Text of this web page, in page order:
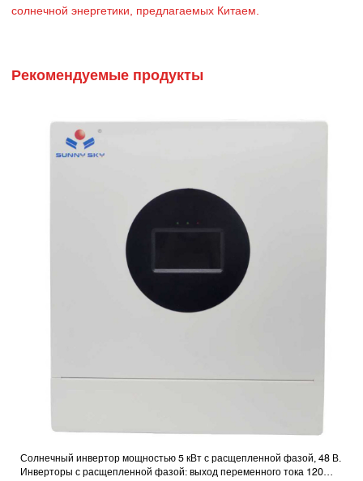
солнечной энергетики, предлагаемых Китаем.
Рекомендуемые продукты
Солнечный инвертор мощностью 5 кВт с расщепленной фазой, 48 В.
Инверторы с расщепленной фазой: выход переменного тока 120